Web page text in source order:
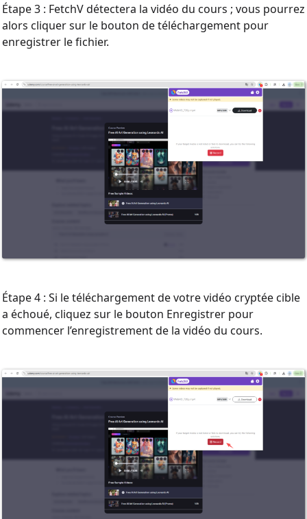
Étape 3 : FetchV détectera la vidéo du cours ; vous pourrez
alors cliquer sur le bouton de téléchargement pour
enregistrer le fichier.
Étape 4 : Si le téléchargement de votre vidéo cryptée cible
a échoué, cliquez sur le bouton Enregistrer pour
commencer l’enregistrement de la vidéo du cours.